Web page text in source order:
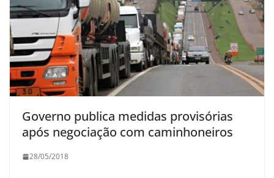
Governo publica medidas provisórias
após negociação com caminhoneiros
28/05/2018